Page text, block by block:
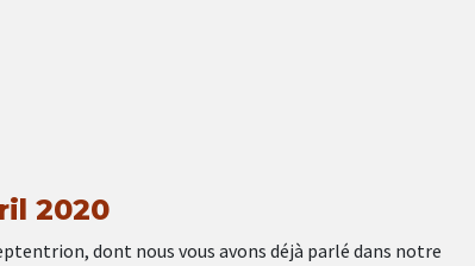
2020
dont nous vous avons déjà parlé dans notre